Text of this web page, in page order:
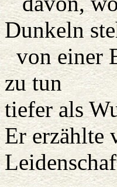
Dunkeln
von einer
zu tun
tiefer als
Er erzählte